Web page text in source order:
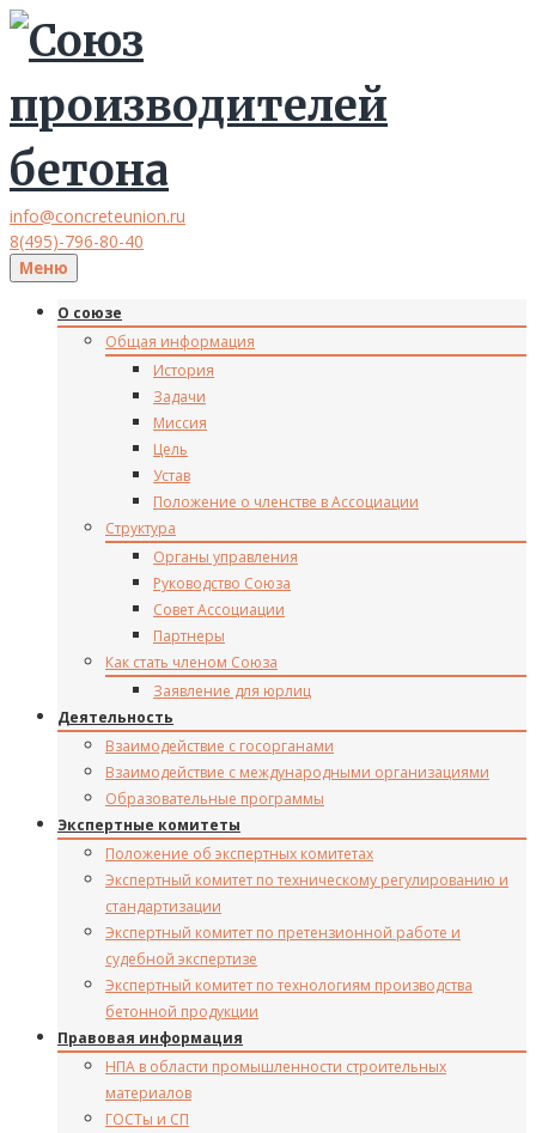
info@concreteunion.ru
8(495)-796-80-40
Меню
О союзе
Общая информация
История
Задачи
Миссия
Цель
Устав
Положение о членстве в Ассоциации
Структура
Органы управления
Руководство Союза
Совет Ассоциации
Партнеры
Как стать членом Союза
Заявление для юрлиц
Деятельность
Взаимодействие с госорганами
Взаимодействие с международными организациями
Образовательные программы
Экспертные комитеты
Положение об экспертных комитетах
Экспертный комитет по техническому регулированию и
стандартизации
Экспертный комитет по претензионной работе и
судебной экспертизе
Экспертный комитет по технологиям производства
бетонной продукции
Правовая информация
НПА в области промышленности строительных
материалов
ГОСТы и СП